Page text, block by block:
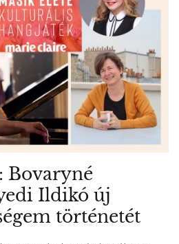
Bovaryné
Ildikó új
történetét